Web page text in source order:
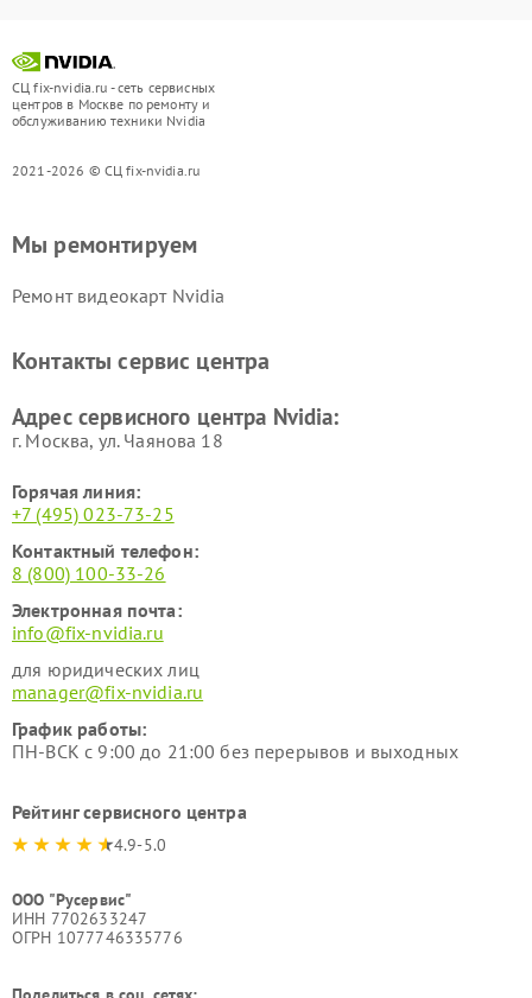
СЦ fix-nvidia.ru - сеть сервисных
центров в Москве по ремонту и
обслуживанию техники Nvidia
2021-2026 © СЦ fix-nvidia.ru
Мы ремонтируем
Ремонт видеокарт Nvidia
Контакты сервис центра
Адрес сервисного центра Nvidia:
г. Москва, ул. Чаянова 18
Горячая линия:
+7 (495) 023-73-25
Контактный телефон:
8 (800) 100-33-26
Электронная почта:
info@fix-nvidia.ru
для юридических лиц
manager@fix-nvidia.ru
График работы:
ПН-ВСК с 9:00 до 21:00 без перерывов и выходных
Рейтинг сервисного центра
4.9-5.0
ООО "Русервис"
ИНН 7702633247
ОГРН 1077746335776